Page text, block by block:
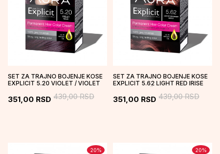
SET ZA TRAJNO BOJENJE KOSE
EXPLICIT 5.20 VIOLET / VIOLET
351,00 RSD 439,00RSD
SET ZA TRAJNO BOJENJE KOSE
EXPLICIT 5.62 LIGHT RED IRISE
351,00 RSD 439,00RSD
20% 20%